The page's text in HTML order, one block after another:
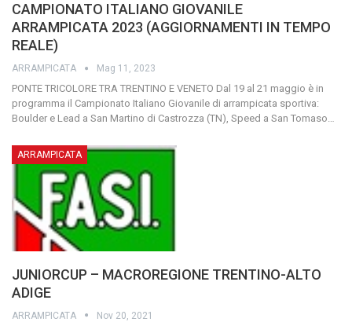
CAMPIONATO ITALIANO GIOVANILE
ARRAMPICATA 2023 (AGGIORNAMENTI IN TEMPO
REALE)
ARRAMPICATA Mag 11, 2023
PONTE TRICOLORE TRA TRENTINO E VENETO Dal 19 al 21 maggio è in
programma il Campionato Italiano Giovanile di arrampicata sportiva:
Boulder e Lead a San Martino di Castrozza (TN), Speed a San Tomaso…
ARRAMPICATA
JUNIORCUP – MACROREGIONE TRENTINO-ALTO
ADIGE
ARRAMPICATA Nov 20, 2021